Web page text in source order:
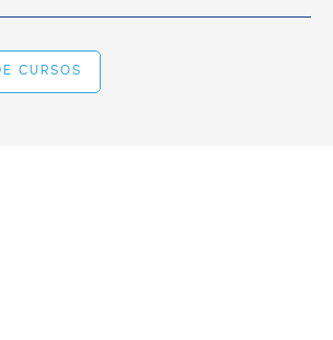
CURSOS